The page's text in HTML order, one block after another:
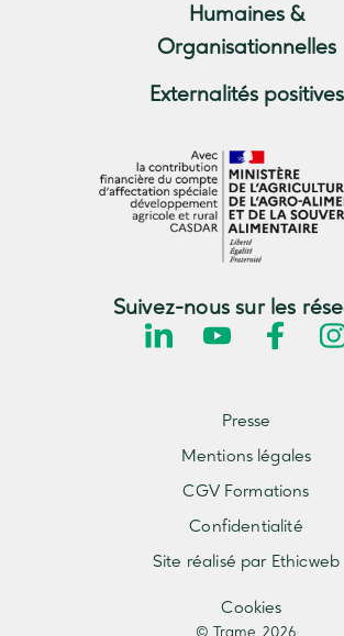
Humaines &
Organisationnelles
Externalités positives
Suivez-nous sur les
© Trame 2026
Cookies
Presse
Mentions légales
CGV Formations
Confidentialité
Site réalisé par Ethicweb